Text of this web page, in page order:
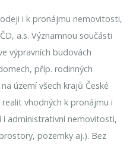
i k pronájmu nemovitosti,
a.s. Významnou součásti
výpravních budovách
příp. rodinných
území všech krajů České
vhodných k pronájmu i
administrativní nemovitosti,
pozemky aj.). Bez